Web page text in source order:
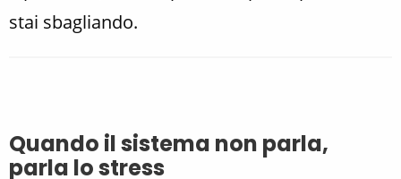
stai sbagliando.
Quando il sistema non parla,
parla lo stress